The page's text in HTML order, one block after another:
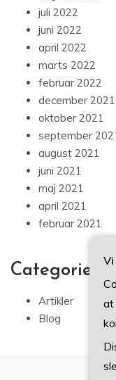
juli 2022
juni 2022
april 2022
marts 2022
februar 2022
december 2021
oktober 2021
september
august 2021
juni 2021
maj 2021
april 2021
februar 2021
Categories
Artikler
Blog
at